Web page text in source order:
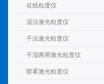
在线粒度仪
湿法激光粒度仪
干法激光粒度仪
干湿两用激光粒度仪
喷雾激光粒度仪